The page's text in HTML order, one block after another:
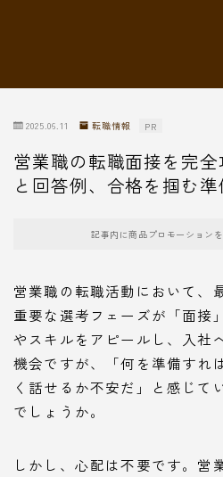
2025.06.11 転職情報 PR
営業職の転職面接を完
と回答例、合格を掴む
記事内に商品プロモーション
営業職の転職活動において、
重要な選考フェーズが「面接
やスキルをアピールし、入社
機会ですが、「何を準備すれ
く話せるか不安だ」と感じて
でしょうか。
しかし、心配は不要です。営